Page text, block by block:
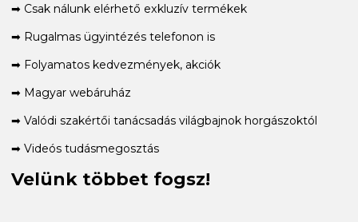
➡ Csak nálunk elérhető exkluzív termékek
➡ Rugalmas ügyintézés telefonon is
➡ Folyamatos kedvezmények, akciók
➡ Magyar webáruház
➡ Valódi szakértői tanácsadás világbajnok horgászoktól
➡ Videós tudásmegosztás
Velünk többet fogsz!